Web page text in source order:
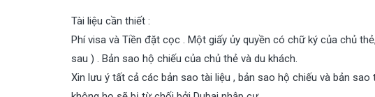
Tài liệu cần thiết :
Phí visa và Tiền đặt cọc . Một giấy ủy quyền có chữ ký của chủ
sau ) . Bản sao hộ chiếu của chủ thẻ và du khách.
Xin lưu ý tất cả các bản sao tài liệu , bản sao hộ chiếu và bản